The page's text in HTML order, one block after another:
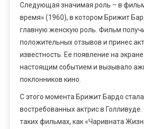
Следующая значимая роль – в
время» (1960), в котором Брижит
главную женскую роль. Фильм
положительных отзывов и принес
известность. Ее появление на
настоящим событием и вызывало
поклонников кино.
С этого момента Брижит Бардо
востребованных актрис в
таких фильмах, как «Чаривната